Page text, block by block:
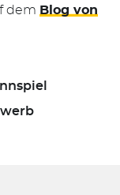
dem Blog von